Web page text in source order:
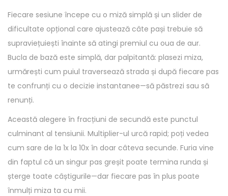
Fiecare sesiune începe cu o miză simplă și un slider de
dificultate opțional care ajustează câte pași trebuie să
supraviețuiești înainte să atingi premiul cu oua de aur.
Bucla de bază este simplă, dar palpitantă: plasezi miza,
urmărești cum puiul traversează strada și după fiecare pas
te confrunți cu o decizie instantanee—să păstrezi sau să
renunți.
Această alegere în fracțiuni de secundă este punctul
culminant al tensiunii. Multiplier-ul urcă rapid; poți vedea
cum sare de la 1x la 10x în doar câteva secunde. Furia vine
din faptul că un singur pas greșit poate termina runda și
șterge toate câștigurile—dar fiecare pas în plus poate
înmulți miza ta cu mii.